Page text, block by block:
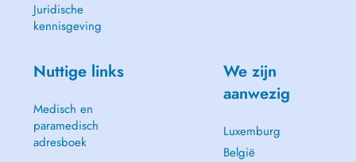
Juridische
kennisgeving
Nuttige links
Medisch en
paramedisch
adresboek
We zijn
aanwezig
Luxemburg
België